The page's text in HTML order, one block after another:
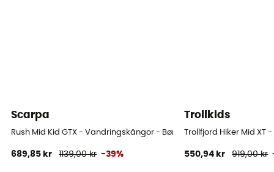
Scarpa
Rush Mid Kid GTX - Vandringskängor - Børn
689,85 kr 1139,00 kr -39%
Trollkids
Trollfjord Hiker Mid XT
550,94 kr 919,00 kr